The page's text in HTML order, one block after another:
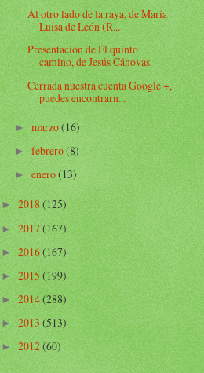
Al otro lado de la raya, de María
Luisa de León (R...
Presentación de El quinto
camino, de Jesús Cánovas
Cerrada nuestra cuenta Google +,
puedes encontrarn...
►marzo(16)
►febrero(8)
►enero(13)
►2018(125)
►2017(167)
►2016(167)
►2015(199)
►2014(288)
►2013(513)
►2012(60)